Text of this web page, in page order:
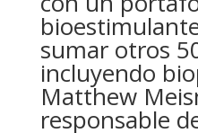
sumar otros
incluyendo
Matthew
responsable